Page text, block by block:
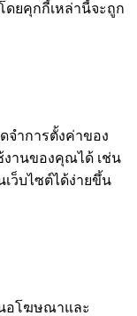
ดยคุกกี้เหล่านี้จะถูก
จำการตั้งค่าของ
านของคุณได้ เช่น
ว็บไซต์ได้ง่ายขึ้น
อโฆษณาและ